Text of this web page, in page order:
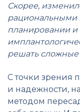
Скорее,
рациональными
планировании
решать
С точки зрения
и надежности,
методом